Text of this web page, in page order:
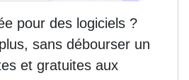
pour des logiciels ?
sans débourser un
et gratuites aux